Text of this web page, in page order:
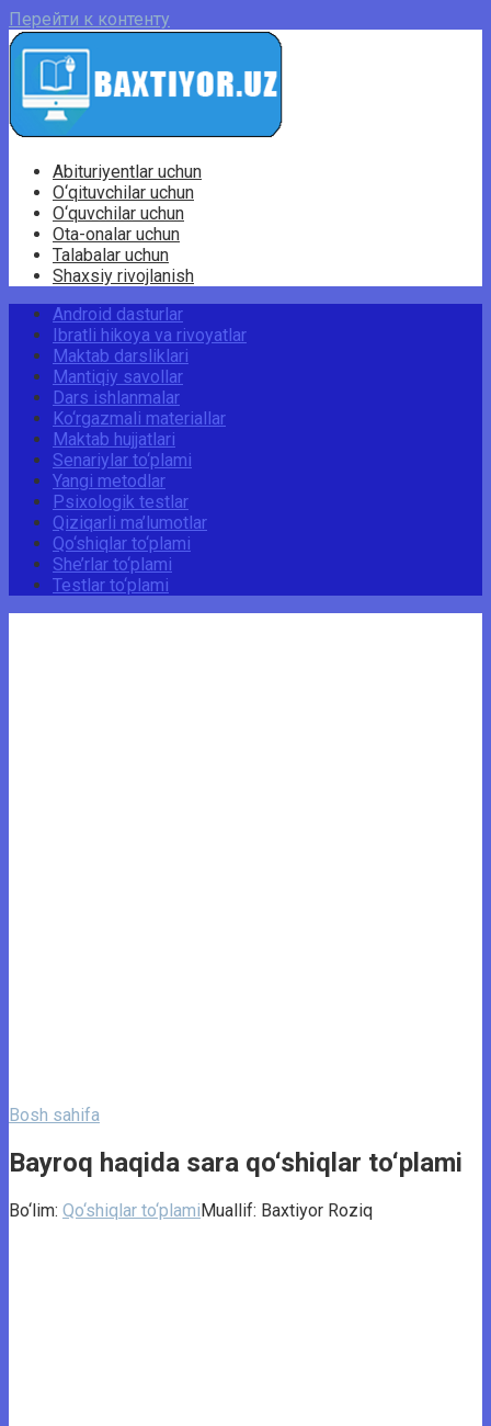
Перейти к контенту
Abituriyentlar uchun
O‘qituvchilar uchun
O‘quvchilar uchun
Ota-onalar uchun
Talabalar uchun
Shaxsiy rivojlanish
Android dasturlar
Ibratli hikoya va rivoyatlar
Maktab darsliklari
Mantiqiy savollar
Dars ishlanmalar
Ko‘rgazmali materiallar
Maktab hujjatlari
Senariylar to‘plami
Yangi metodlar
Psixologik testlar
Qiziqarli ma’lumotlar
Qo‘shiqlar to‘plami
She’rlar to‘plami
Testlar to‘plami
Bosh sahifa
Bayroq haqida sara qo‘shiqlar to‘plami
Bo‘lim: Qo‘shiqlar to‘plamiMuallif: Baxtiyor Roziq